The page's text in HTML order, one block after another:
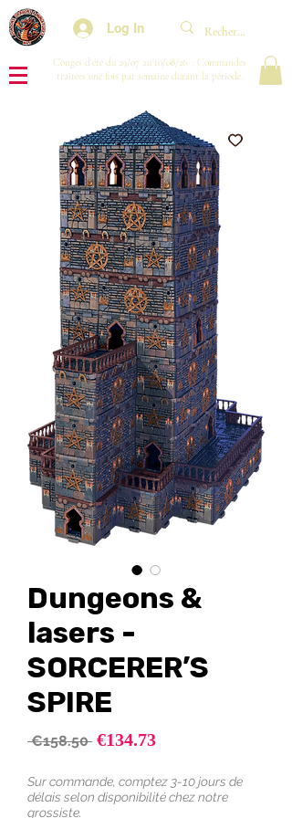
Log In
Congés d'été du 29/07 au 10/08/26 : Commandes
traitées une fois par semaine durant la période.
Dungeons &
lasers -
SORCERER’S
SPIRE
€158.50 Regular
€134.73
Sur commande, comptez 3-10 jours de
délais selon disponibilité chez notre
grossiste.